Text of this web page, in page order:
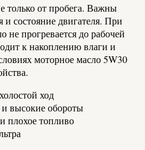
только от пробега. Важны
состояние двигателя. При
не прогревается до рабочей
к накоплению влаги и
моторное масло 5W30
ход
и высокие обороты
плохое топливо